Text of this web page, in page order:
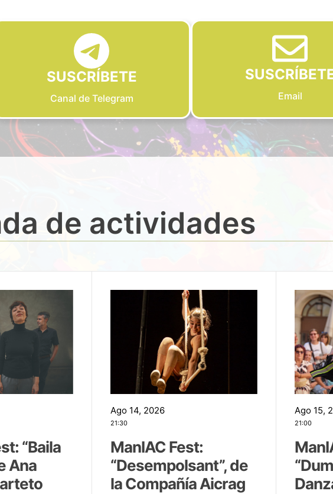
SUSCRÍBETE
Canal de Telegram Email
de actividades
“Baila
Ana
Ago 14, 2026
21:30
ManIAC Fest:
“Desempolsant”, de
la Compañía Aicrag
Ago 15,
21:00